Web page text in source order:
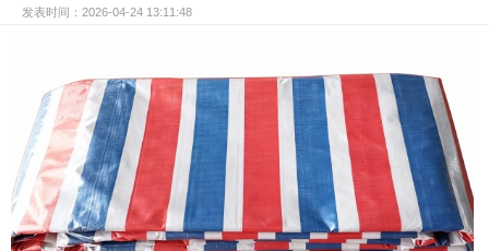
发表时间：2026-04-24 13:11:48